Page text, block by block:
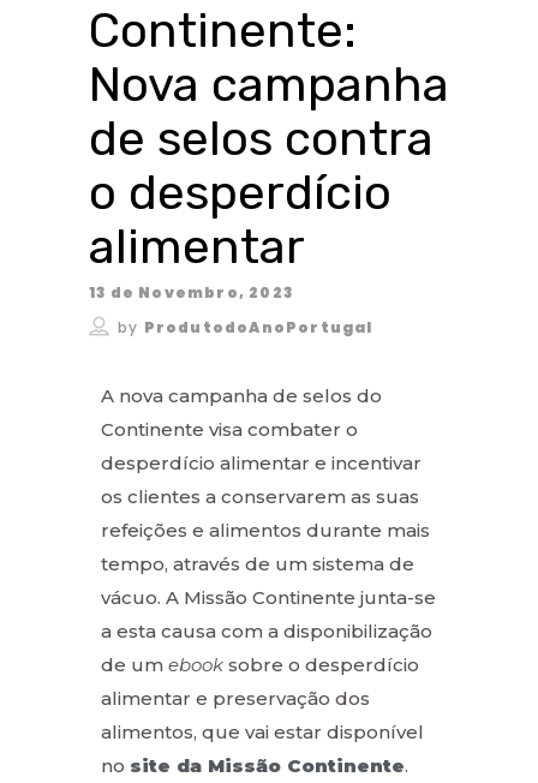
Continente:
Nova campanha
de selos contra
o desperdício
alimentar
13 de Novembro, 2023
by ProdutodoAnoPortugal
A nova campanha de selos do
Continente visa combater o
desperdício alimentar e incentivar
os clientes a conservarem as suas
refeições e alimentos durante mais
tempo, através de um sistema de
vácuo. A Missão Continente junta-se
a esta causa com a disponibilização
de um ebook sobre o desperdício
alimentar e preservação dos
alimentos, que vai estar disponível
no site da Missão Continente.